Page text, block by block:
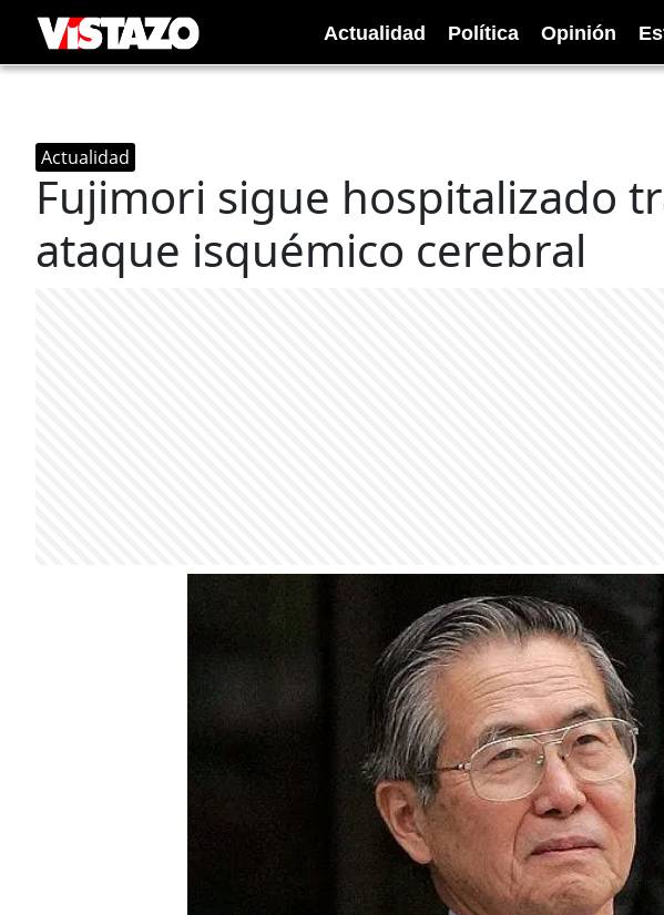
Actualidad Política Opinión
Actualidad
Fujimori sigue hospitalizado
ataque isquémico cerebral